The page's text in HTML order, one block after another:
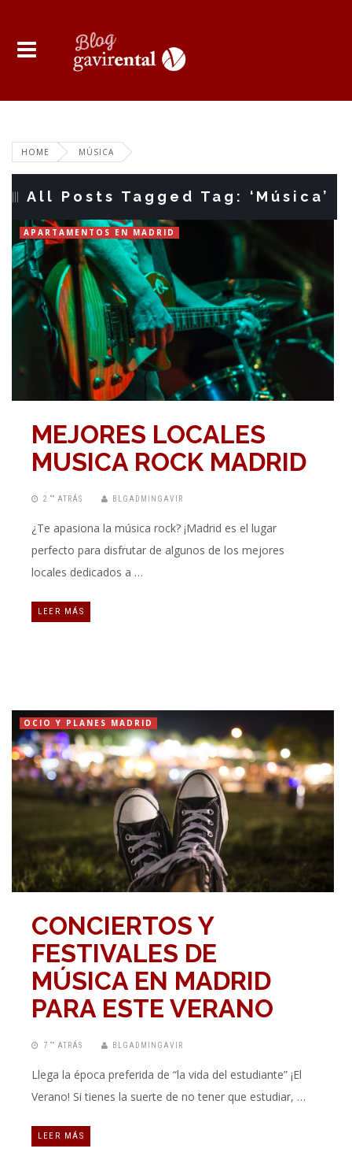
HOME MÚSICA
All Posts Tagged Tag: ‘Música’
APARTAMENTOS EN MADRID
MEJORES LOCALES
MUSICA ROCK MADRID
2 “” ATRÁS BLGADMINGAVIR
¿Te apasiona la música rock? ¡Madrid es el lugar
perfecto para disfrutar de algunos de los mejores
locales dedicados a …
LEER MÁS
OCIO Y PLANES MADRID
CONCIERTOS Y
FESTIVALES DE
MÚSICA EN MADRID
PARA ESTE VERANO
7 “” ATRÁS BLGADMINGAVIR
Llega la época preferida de “la vida del estudiante” ¡El
Verano! Si tienes la suerte de no tener que estudiar, …
LEER MÁS